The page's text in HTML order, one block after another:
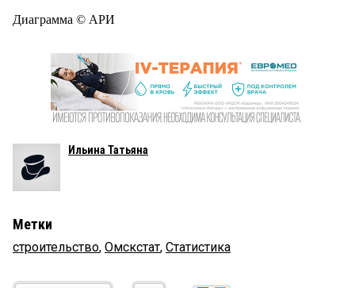
Диаграмма © АРИ
Ильина Татьяна
Метки
строительство, Омскстат, Статистика